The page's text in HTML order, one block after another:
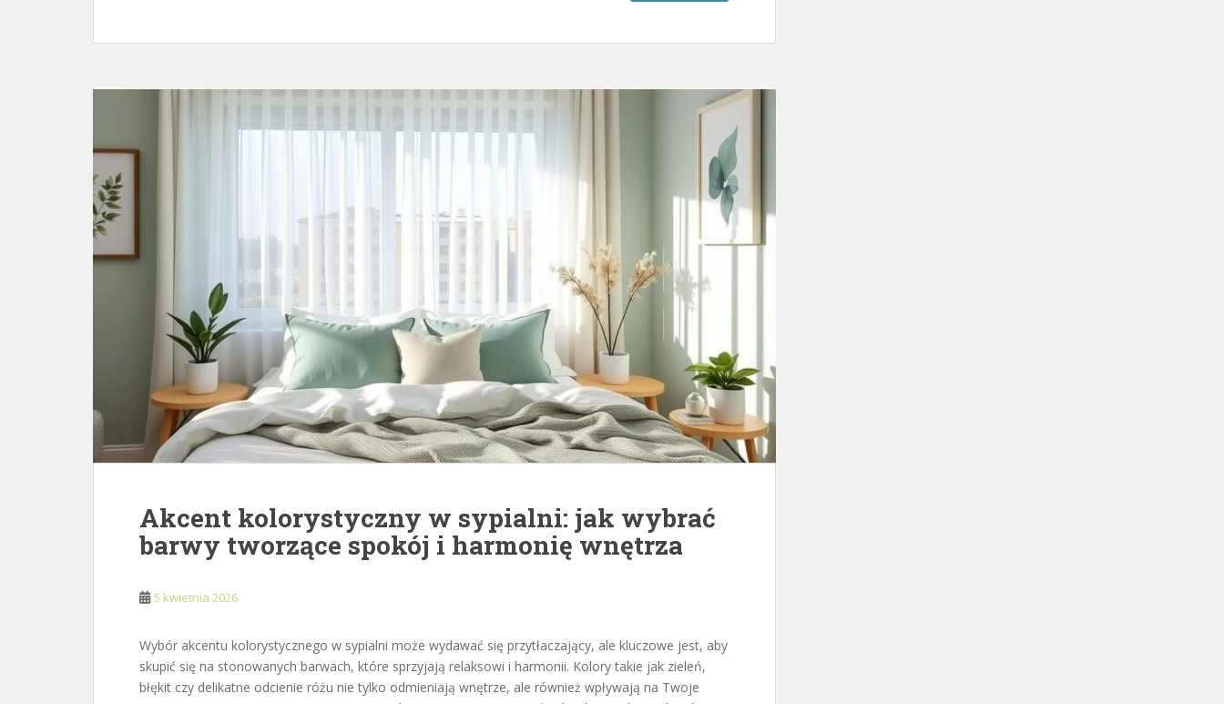
Akcent kolorystyczny w sypialni: jak wybrać
barwy tworzące spokój i harmonię wnętrza
5 kwietnia 2026
Wybór akcentu kolorystycznego w sypialni może wydawać się przytłaczający, ale kluczowe jest, aby
skupić się na stonowanych barwach, które sprzyjają relaksowi i harmonii. Kolory takie jak zieleń,
błękit czy delikatne odcienie różu nie tylko odmieniają wnętrze, ale również wpływają na Twoje